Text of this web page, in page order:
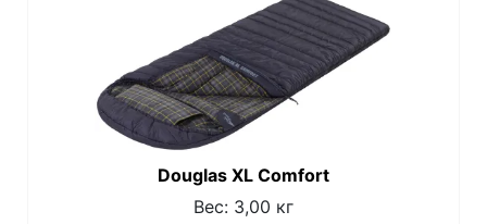
Douglas XL Comfort
Вес: 3,00 кг